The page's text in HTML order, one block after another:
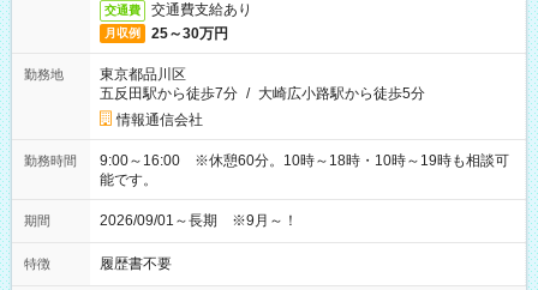
交通費 交通費支給あり
月収例 25～30万円
勤務地
東京都品川区
五反田駅から徒歩7分 / 大崎広小路駅から徒歩5分
情報通信会社
勤務時間
9:00～16:00 ※休憩60分。10時～18時・10時～19時も相談可
能です。
期間 2026/09/01～長期 ※9月～！
特徴 履歴書不要